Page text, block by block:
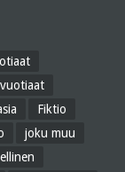
Fiktio
joku muu